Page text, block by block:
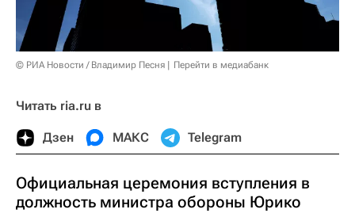
© РИА Новости / Владимир Песня Перейти в медиабанк
Читать ria.ru в
Дзен МАКС Telegram
Официальная церемония вступления в
должность министра обороны Юрико